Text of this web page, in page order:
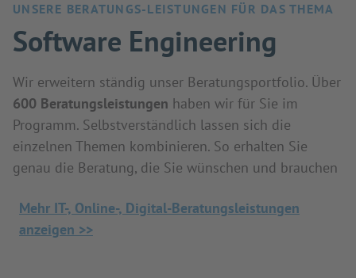
UNSERE BERATUNGS-LEISTUNGEN FÜR DAS THEMA
Software Engineering
Wir erweitern ständig unser Beratungsportfolio. Über
600 Beratungsleistungen haben wir für Sie im
Programm. Selbstverständlich lassen sich die
einzelnen Themen kombinieren. So erhalten Sie
genau die Beratung, die Sie wünschen und brauchen
Mehr IT-, Online-, Digital-Beratungsleistungen
anzeigen >>